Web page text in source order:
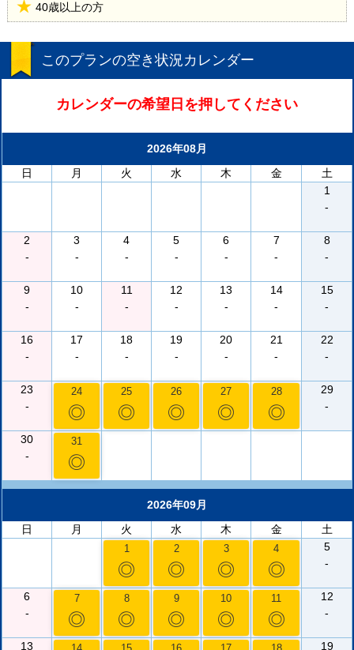
40歳以上の方
このプランの空き状況カレンダー
カレンダーの希望日を押してください
2026年08月
日
月 火 水 木 金
土
1
-
2
-
3
-
4
-
5
-
6
-
7
-
8
-
9
-
10
-
11
-
12
-
13
-
14
-
15
-
16
-
17
-
18
-
19
-
20
-
21
-
22
-
23
-
24
◎
25
◎
26
◎
27
◎
28
◎
29
-
30
-
31
◎
2026年09月
日
月 火 水 木 金 土
1
◎
2
◎
3
◎
4
◎
5
-
6
-
7
◎
8
◎
9
◎
10
◎
11
◎
12
-
13
19